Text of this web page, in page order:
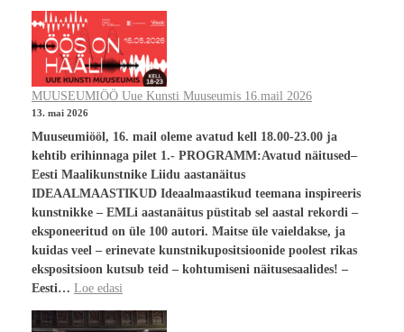
MUUSEUMIÖÖ Uue Kunsti Muuseumis 16.mail 2026
13. mai 2026
Muuseumiööl, 16. mail oleme avatud kell 18.00-23.00 ja
kehtib erihinnaga pilet 1.- PROGRAMM:Avatud näitused–
Eesti Maalikunstnike Liidu aastanäitus
IDEAALMAASTIKUD Ideaalmaastikud teemana inspireeris
kunstnikke – EMLi aastanäitus püstitab sel aastal rekordi –
eksponeeritud on üle 100 autori. Maitse üle vaieldakse, ja
kuidas veel – erinevate kunstnikupositsioonide poolest rikas
ekspositsioon kutsub teid – kohtumiseni näitusesaalides! –
Eesti… Loe edasi